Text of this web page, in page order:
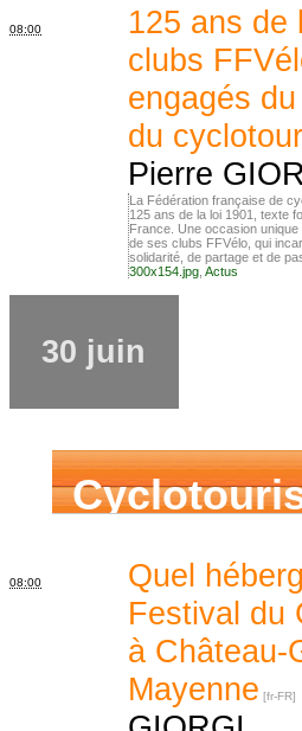
08:00
125 ans de
clubs
engagés
du
Pierre
La Fédération française de
125 ans de la loi 1901, texte
France. Une occasion unique
de ses clubs FFVélo, qui
solidarité, de partage et de
300x154.jpg Actus
30 juin
08:00
Quel
Festival du
à Château-
Mayenne